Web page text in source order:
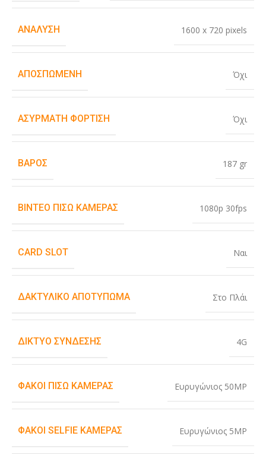
ΑΝΆΛΥΣΗ 1600 x 720 pixels
ΑΠΟΣΠΏΜΕΝΗ Όχι
ΑΣΎΡΜΑΤΗ ΦΌΡΤΙΣΗ Όχι
ΒΆΡΟΣ 187 gr
ΒΊΝΤΕΟ ΠΊΣΩ ΚΆΜΕΡΑΣ 1080p 30fps
CARD SLOT Ναι
ΔΑΚΤΥΛΙΚΌ ΑΠΟΤΎΠΩΜΑ Στο Πλάι
ΔΊΚΤΥΟ ΣΎΝΔΕΣΗΣ 4G
ΦΑΚΟΊ ΠΊΣΩ ΚΆΜΕΡΑΣ Ευρυγώνιος 50MP
ΦΑΚΟΊ SELFIE ΚΆΜΕΡΑΣ Ευρυγώνιος 5MP